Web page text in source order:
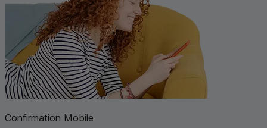
Confirmation Mobile